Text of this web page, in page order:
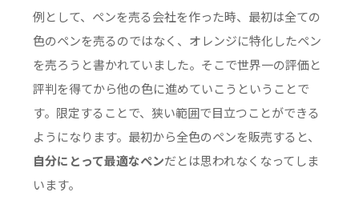
例として、ペンを売る会社を作った時、最初は全ての
色のペンを売るのではなく、オレンジに特化したペン
を売ろうと書かれていました。そこで世界一の評価と
評判を得てから他の色に進めていこうということで
す。限定することで、狭い範囲で目立つことができる
ようになります。最初から全色のペンを販売すると、
自分にとって最適なペンだとは思われなくなってしま
います。